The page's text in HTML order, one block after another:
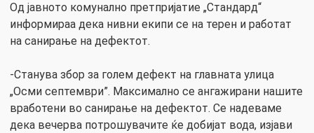
Од јавното комунално претпријатие „Стандард“
информираа дека нивни екипи се на терен и работат
на санирање на дефектот.
-Станува збор за голем дефект на главната улица
„Осми септември”. Максимално се ангажирани нашите
вработени во санирање на дефектот. Се надеваме
дека вечерва потрошувачите ќе добијат вода, изјави